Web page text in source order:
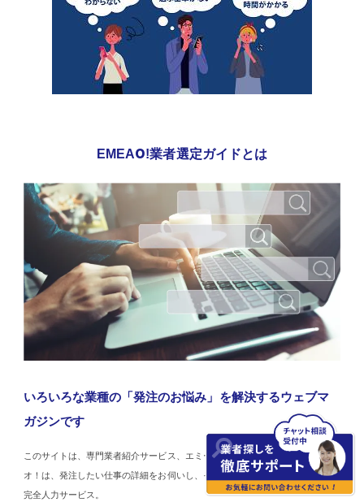
EMEAO!業者選定ガイドとは
いろいろな業種の「発注のお悩み」を解決するウェブマ
ガジンです
このサイトは、専門業者紹介サービス、エミーオ！が運営しています。エミー
オ！は、発注したい仕事の詳細をお伺いし、それに応えられる業者を紹介する
完全人力サービス。